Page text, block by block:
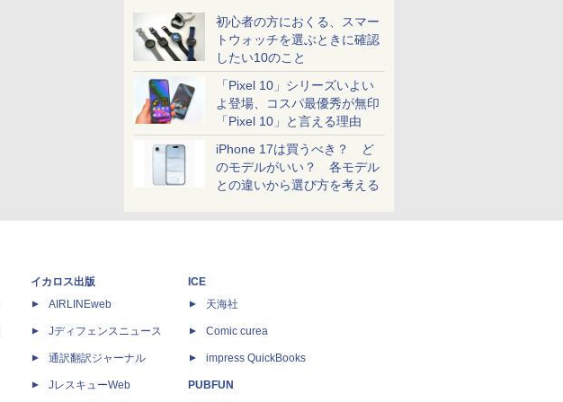
初心者の方におくる、スマー
トウォッチを選ぶときに確認
したい10のこと
「Pixel 10」シリーズいよい
よ登場、コスパ最優秀が無印
「Pixel 10」と言える理由
iPhone 17は買うべき？ ど
のモデルがいい？ 各モデル
との違いから選び方を考える
イカロス出版
AIRLINEweb
Jディフェンスニュース
通訳翻訳ジャーナル
JレスキューWeb
ICE
天海社
Comic curea
impress QuickBooks
PUBFUN